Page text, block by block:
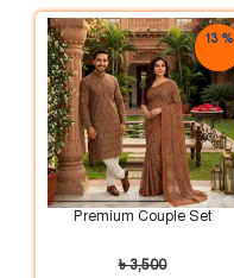
13 %
Premium Couple Set
৳ 3,500